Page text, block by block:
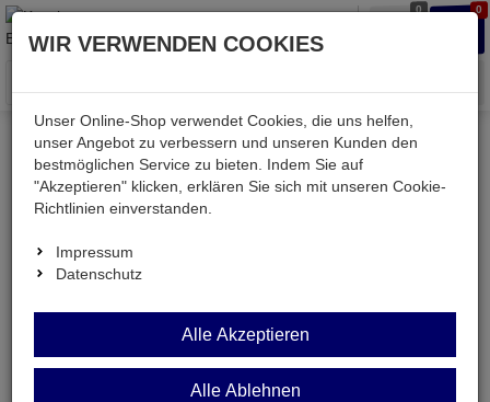
0 0
Menü
Weiter einkaufen Kessler electronic
Werkstatt
WIHA273-0
WIHA273-0
ESD-Kreuzschlitz-PH-Schraubendreher Nr. 0
WIR VERWENDEN COOKIES
Unser Online-Shop verwendet Cookies, die uns helfen,
unser Angebot zu verbessern und unseren Kunden den
bestmöglichen Service zu bieten. Indem Sie auf
"Akzeptieren" klicken, erklären Sie sich mit unseren Cookie-
Richtlinien einverstanden.
Impressum
Datenschutz
Alle Akzeptieren
Alle Ablehnen